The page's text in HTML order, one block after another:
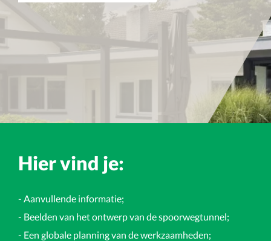
Hier vind je:
- Aanvullende informatie;
- Beelden van het ontwerp van de spoorwegtunnel;
- Een globale planning van de werkzaamheden;